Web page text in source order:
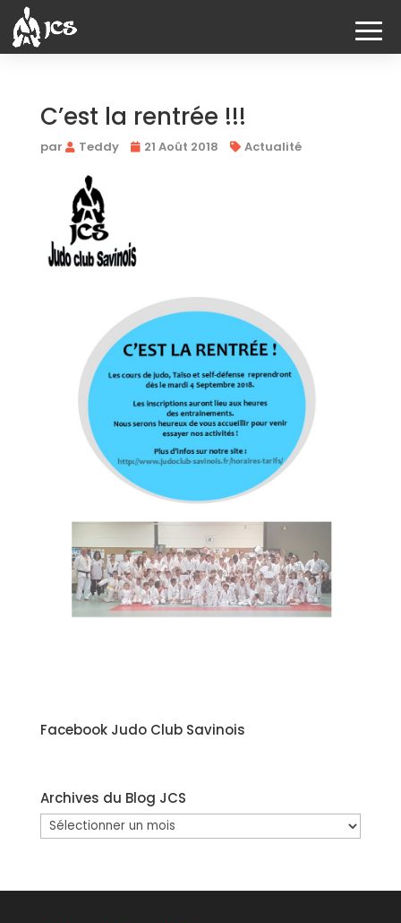
C’est la rentrée !!!
par Teddy 21 Août 2018 Actualité
Facebook Judo Club Savinois
Archives du Blog JCS
Archives
du